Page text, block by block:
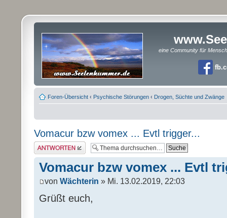
eine Community für
Foren-Übersicht ‹ Psychische Störungen ‹ Drogen, Süchte und Zwänge
Vomacur bzw vomex ... Evtl trigger...
Antwort erstellen
Vomacur bzw vomex ... Evtl
von Wächterin » Mi. 13.02.2019, 22:03
Grüßt euch,